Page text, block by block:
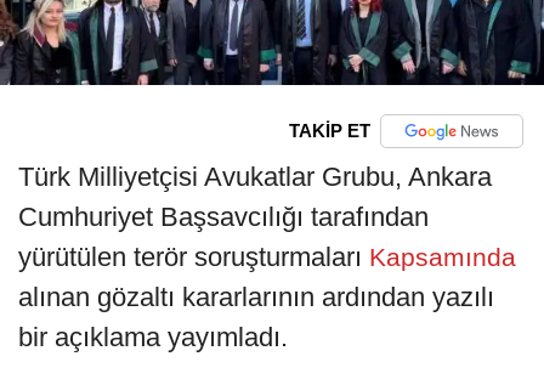
TAKİP ET
Türk Milliyetçisi Avukatlar Grubu, Ankara
Cumhuriyet Başsavcılığı tarafından
yürütülen terör soruşturmaları Kapsamında
alınan gözaltı kararlarının ardından yazılı
bir açıklama yayımladı.